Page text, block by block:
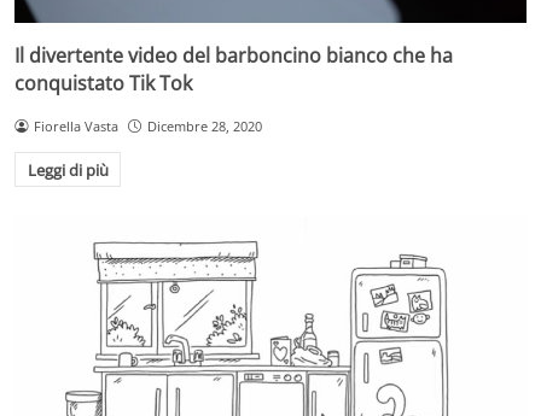
Il divertente video del barboncino bianco che ha
conquistato Tik Tok
Fiorella Vasta Dicembre 28, 2020
Leggi di più